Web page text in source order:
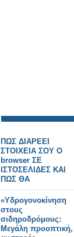
ΠΩΣ ΔΙΑΡΕΕΙ
ΣΤΟΙΧΕΙΑ ΣΟΥ Ο
browser ΣΕ
ΙΣΤΟΣΕΛΙΔΕΣ ΚΑΙ
ΠΩΣ ΘΑ
ΠΡΟΣΑΤΑΤΕΥΘΕΙΤΕ
«Υδρογονοκίνηση
στους
σιδηροδρόμους:
Μεγάλη προοπτική,